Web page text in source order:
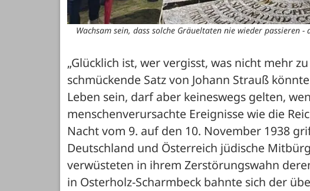
Wachsam sein, dass solche Gräueltaten nie wieder passieren
„Glücklich ist, wer vergisst, was nicht mehr
schmückende Satz von Johann Strauß
Leben sein, darf aber keineswegs gelten,
menschenverursachte Ereignisse wie die
Nacht vom 9. auf den 10. November 1938
Deutschland und Österreich jüdische
verwüsteten in ihrem Zerstörungswahn
in Osterholz-Scharmbeck bahnte sich der